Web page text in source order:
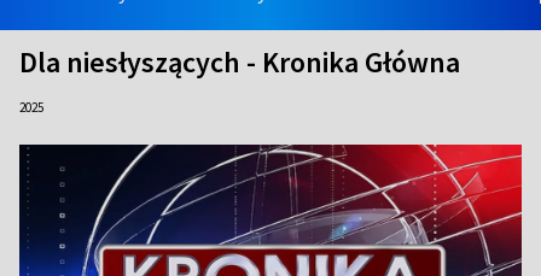
Dla niesłyszących - Kronika Główna
2025